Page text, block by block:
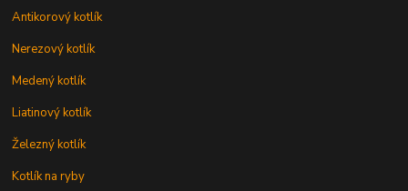
Antikorový kotlík
Nerezový kotlík
Medený kotlík
Liatinový kotlík
Železný kotlík
Kotlík na ryby